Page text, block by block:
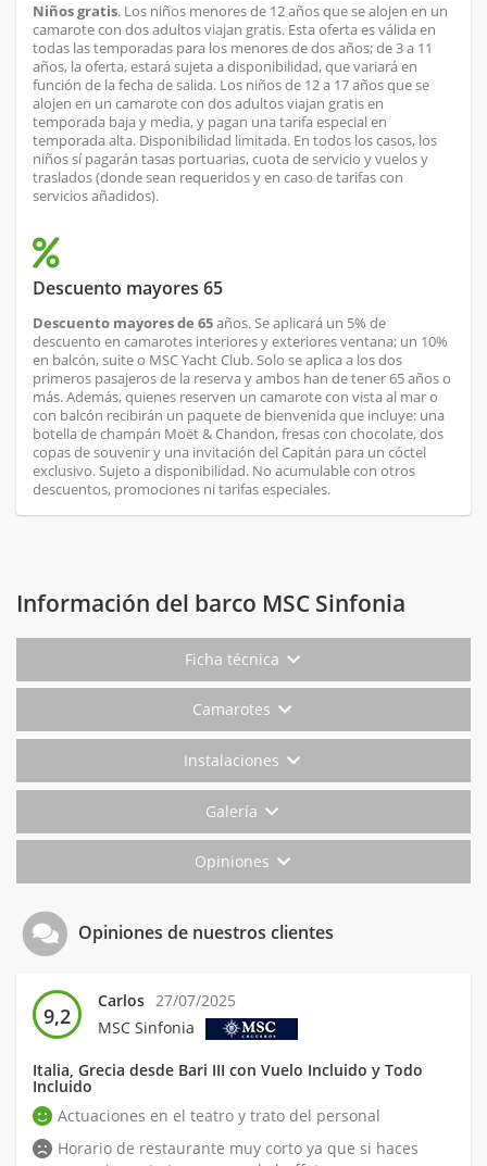
Niños gratis. Los niños menores de 12 años que se alojen en un
camarote con dos adultos viajan gratis. Esta oferta es válida en
todas las temporadas para los menores de dos años; de 3 a 11
años, la oferta, estará sujeta a disponibilidad, que variará en
función de la fecha de salida. Los niños de 12 a 17 años que se
alojen en un camarote con dos adultos viajan gratis en
temporada baja y media, y pagan una tarifa especial en
temporada alta. Disponibilidad limitada. En todos los casos, los
niños sí pagarán tasas portuarias, cuota de servicio y vuelos y
traslados (donde sean requeridos y en caso de tarifas con
servicios añadidos).
Descuento mayores 65
Descuento mayores de 65años. Se aplicará un 5% de
descuento en camarotes interiores y exteriores ventana; un 10%
en balcón, suite o MSC Yacht Club. Solo se aplica a los dos
primeros pasajeros de la reserva y ambos han de tener 65 años o
más. Además, quienes reserven un camarote con vista al mar o
con balcón recibirán un paquete de bienvenida que incluye: una
botella de champán Moët & Chandon, fresas con chocolate, dos
copas de souvenir y una invitación del Capitán para un cóctel
exclusivo. Sujeto a disponibilidad. No acumulable con otros
descuentos, promociones ni tarifas especiales.
Información del barco MSC Sinfonia
Ficha técnica
Camarotes
Instalaciones
Galería
Opiniones
Opiniones de nuestros clientes
9,2
Carlos 27/07/2025
MSC Sinfonia
Italia, Grecia desde Bari III con Vuelo Incluido y Todo
Incluido
Actuaciones en el teatro y trato del personal
Horario de restaurante muy corto ya que si haces